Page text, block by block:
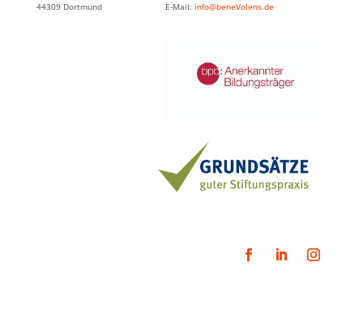
44309 Dortmund E-Mail: info@beneVolens.de